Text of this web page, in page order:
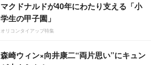
マクドナルドが40年にわたり支える「小
学生の甲子園」
オリコンタイアップ特集
森崎ウィン×向井康二“両片思い”にキュン